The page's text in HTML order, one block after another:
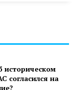
историческом
согласился на